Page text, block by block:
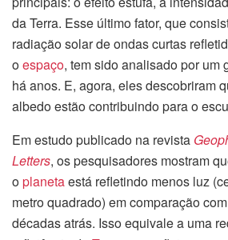
da Terra. Esse último fator, que
radiação solar de ondas curtas
oespaço, tem sido analisado por um
há anos. E, agora, eles descobriram
albedo estão contribuindo para o
Em estudo publicado na revista
Letters, os pesquisadores mostram
oplanetaestá refletindo menos luz
metro quadrado) em comparação
décadas atrás. Isso equivale a uma